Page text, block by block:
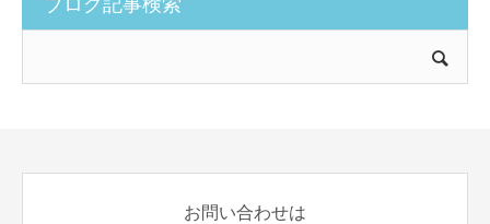
ブログ記事検索
お問い合わせは